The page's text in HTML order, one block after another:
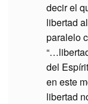
decir el
libertad
paralelo
del
en este
libertad